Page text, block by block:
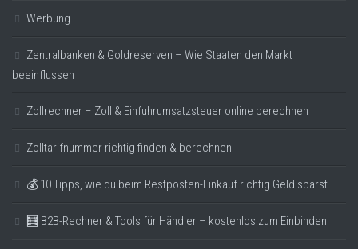
Werbung
Zentralbanken & Goldreserven – Wie Staaten den Markt
beeinflussen
Zollrechner – Zoll & Einfuhrumsatzsteuer online berechnen
Zolltarifnummer richtig finden & berechnen
💰 10 Tipps, wie du beim Restposten-Einkauf richtig Geld sparst
🧮 B2B-Rechner & Tools für Händler – kostenlos zum Einbinden